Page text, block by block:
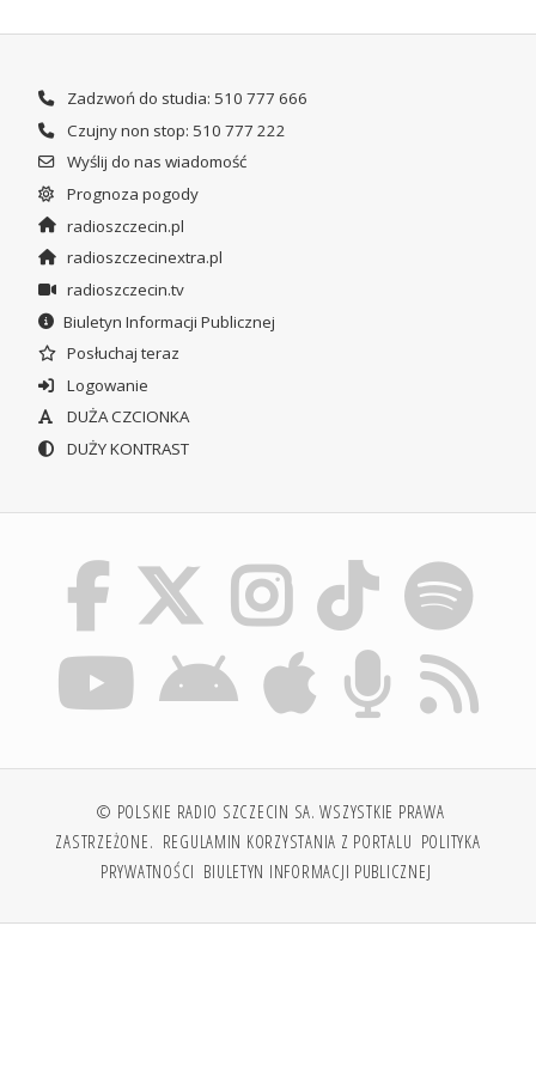
Zadzwoń do studia: 510 777 666
Czujny non stop: 510 777 222
Wyślij do nas wiadomość
Prognoza pogody
radioszczecin.pl
radioszczecinextra.pl
radioszczecin.tv
Biuletyn Informacji Publicznej
Posłuchaj teraz
Logowanie
DUŻA CZCIONKA
DUŻY KONTRAST
© POLSKIE RADIO SZCZECIN SA. WSZYSTKIE PRAWA
ZASTRZEŻONE. REGULAMIN KORZYSTANIA Z PORTALU POLITYKA
PRYWATNOŚCI BIULETYN INFORMACJI PUBLICZNEJ